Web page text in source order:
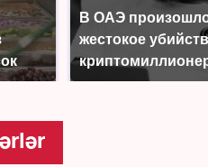
В ОАЭ
жестокое